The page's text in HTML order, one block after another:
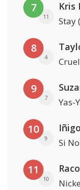
7
11 Stay
8
4
9
7 Yas-Y
10
9 Si
11
10